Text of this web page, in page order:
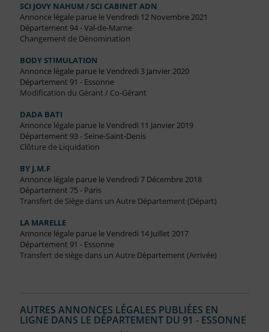
SCI JOVY NAHUM / SCI CABINET ADN
Annonce légale parue le Vendredi 12 Novembre 2021
Département 94 - Val-de-Marne
Changement de Dénomination
BODY STIMULATION
Annonce légale parue le Vendredi 3 Janvier 2020
Département 91 - Essonne
Modification du Gérant / Co-Gérant
DADA BATI
Annonce légale parue le Vendredi 11 Janvier 2019
Département 93 - Seine-Saint-Denis
Clôture de Liquidation
BY J.M.F
Annonce légale parue le Vendredi 7 Décembre 2018
Département 75 - Paris
Transfert de Siège dans un Autre Département (Départ)
LA MARELLE
Annonce légale parue le Vendredi 14 Juillet 2017
Département 91 - Essonne
Transfert de siège dans un Autre Département (Arrivée)
AUTRES ANNONCES LÉGALES PUBLIÉES EN
LIGNE DANS LE DÉPARTEMENT DU 91 - ESSONNE